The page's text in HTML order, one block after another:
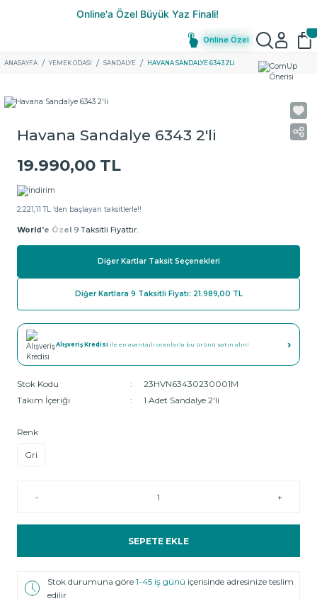
Online Özel
ANASAYFA YEMEK ODASI SANDALYE HAVANA SANDALYE 6343 2'LI
Havana Sandalye 6343 2'li
19.990,00 TL
2.221,11 TL ‘den başlayan taksitlerle!!
World'e Özel 9 Taksitli Fiyattır.
Diğer Kartlar Taksit Seçenekleri
Diğer Kartlara 9 Taksitli Fiyatı: 21.989,00 TL
Alışveriş Kredisi ile en avantajlı oranlarla bu ürünü satın alın! ›
Stok Kodu
23HVN63430230001M
Takım İçeriği
1 Adet Sandalye 2'li
Renk
Gri
- +
SEPETE EKLE
Stok durumuna göre1-45 iş günü içerisinde adresinize teslim
edilir